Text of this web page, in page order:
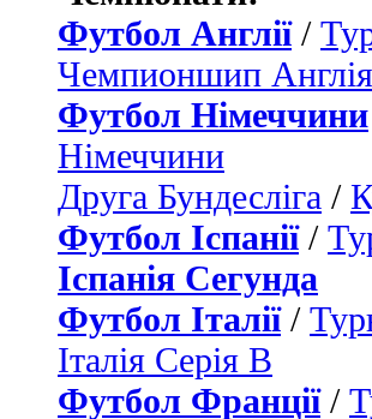
Футбол Англії/
Чемпионшип Англія
Футбол Німеччини
Німеччини
Друга Бундесліга /
Футбол Іспанії/
Іспанія Сегунда
Футбол Італії/
Італія Серія B
Футбол Франції/